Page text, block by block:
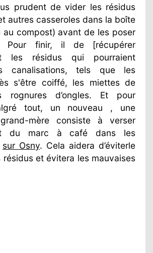
prudent de vider les résidus
autres casseroles dans la boîte
au compost) avant de les poser
Pour finir, il de [récupérer
les résidus qui pourraient
canalisations, tels que les
s'être coiffé, les miettes de
d’ongles. Et pour
tout, un nouveau , une
mère consiste à verser
du marc à café dans les
sur Osny. Cela aidera d’éviterle
et évitera les mauvaises